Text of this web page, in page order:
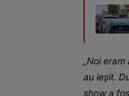
„Noi
au ieșit.
show a